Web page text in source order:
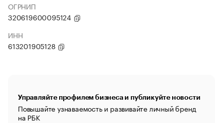
ОГРНИП
320619600095124
ИНН
613201905128
Управляйте профилем бизнеса и публикуйте новости
Повышайте узнаваемость и развивайте личный бренд
на РБК